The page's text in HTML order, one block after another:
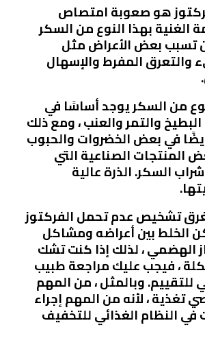
هو صعوبة امتصاص
الغنية بهذا النوع من السكر
تسبب بعض الأعراض مثل
والتعرق المفرط والإسهال
من السكر يوجد أساسًا في
والتمر والعنب ، ومع ذلك
في بعض الخضروات والحبوب
المنتجات الصناعية التي
السكر. الذرة عالية
تشخيص عدم تحمل الفركتوز
الخلط بين أعراضه ومشاكل
الهضمي ، لذلك إذا كنت تشك
، فيجب عليك مراجعة طبيب
للتقييم. وبالمثل ، من المهم
تغذية ، لأنه من المهم إجراء
في النظام الغذائي للتخفيف